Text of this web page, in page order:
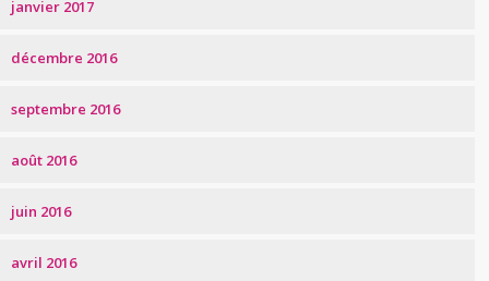
janvier 2017
décembre 2016
septembre 2016
août 2016
juin 2016
avril 2016